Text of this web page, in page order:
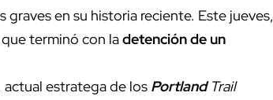
en su historia reciente. Este jueves,
que terminó con ladetención de un
actual estratega de los PortlandTrail